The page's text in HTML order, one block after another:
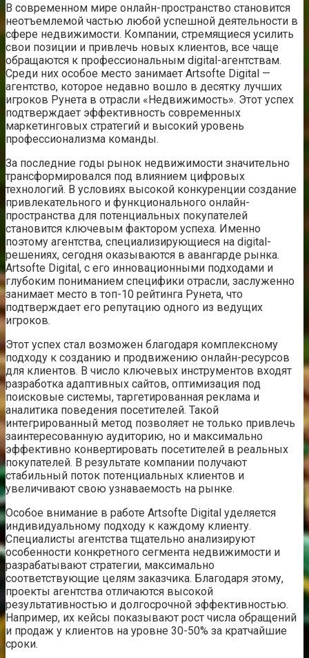
В современном мире онлайн-пространство становится
неотъемлемой частью любой успешной деятельности в
сфере недвижимости. Компании, стремящиеся усилить
свои позиции и привлечь новых клиентов, все чаще
обращаются к профессиональным digital-агентствам.
Среди них особое место занимает Artsofte Digital —
агентство, которое недавно вошло в десятку лучших
игроков Рунета в отрасли «Недвижимость». Этот успех
подтверждает эффективность современных
маркетинговых стратегий и высокий уровень
профессионализма команды.
За последние годы рынок недвижимости значительно
трансформировался под влиянием цифровых
технологий. В условиях высокой конкуренции создание
привлекательного и функционального онлайн-
пространства для потенциальных покупателей
становится ключевым фактором успеха. Именно
поэтому агентства, специализирующиеся на digital-
решениях, сегодня оказываются в авангарде рынка.
Artsofte Digital, с его инновационными подходами и
глубоким пониманием специфики отрасли, заслуженно
занимает место в топ-10 рейтинга Рунета, что
подтверждает его репутацию одного из ведущих
игроков.
Этот успех стал возможен благодаря комплексному
подходу к созданию и продвижению онлайн-ресурсов
для клиентов. В число ключевых инструментов входят
разработка адаптивных сайтов, оптимизация под
поисковые системы, таргетированная реклама и
аналитика поведения посетителей. Такой
интегрированный метод позволяет не только привлечь
заинтересованную аудиторию, но и максимально
эффективно конвертировать посетителей в реальных
покупателей. В результате компании получают
стабильный поток потенциальных клиентов и
увеличивают свою узнаваемость на рынке.
Особое внимание в работе Artsofte Digital уделяется
индивидуальному подходу к каждому клиенту.
Специалисты агентства тщательно анализируют
особенности конкретного сегмента недвижимости и
разрабатывают стратегии, максимально
соответствующие целям заказчика. Благодаря этому,
проекты агентства отличаются высокой
результативностью и долгосрочной эффективностью.
Например, их кейсы показывают рост числа обращений
и продаж у клиентов на уровне 30-50% за кратчайшие
сроки.